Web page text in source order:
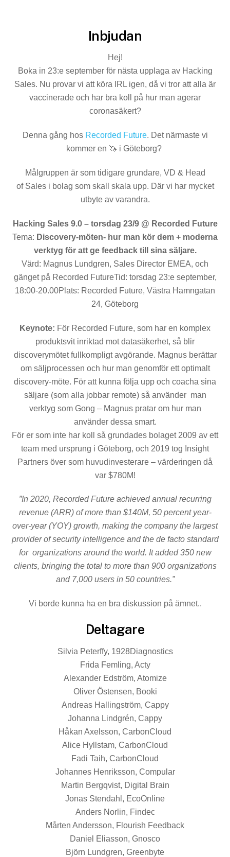
Inbjudan
Hej!
Boka in 23:e september för nästa upplaga av Hacking
Sales. Nu provar vi att köra IRL igen, då vi tror att alla är
vaccinerade och har bra koll på hur man agerar
coronasäkert?
Denna gång hos Recorded Future. Det närmaste vi
kommer en 🦄 i Göteborg?
Målgruppen är som tidigare grundare, VD & Head
of Sales i bolag som skall skala upp. Där vi har mycket
utbyte av varandra.
Hacking Sales 9.0 – torsdag 23/9 @ Recorded Future
Tema: Discovery-möten- hur man kör dem + moderna
verktyg för att ge feedback till sina säljare.
Värd: Magnus Lundgren, Sales Director EMEA, och
gänget på Recorded FutureTid: torsdag 23:e september,
18:00-20.00Plats: Recorded Future, Västra Hamngatan
24, Göteborg
Keynote: För Recorded Future, som har en komplex
produktsvit inriktad mot datasäkerhet, så blir
discoverymötet fullkompligt avgörande. Magnus berättar
om säljprocessen och hur man genomför ett optimalt
discovery-möte. För att kunna följa upp och coacha sina
säljare (som alla jobbar remote) så använder man
verktyg som Gong – Magnus pratar om hur man
använder dessa smart.
För er som inte har koll så grundades bolaget 2009 av ett
team med ursprung i Göteborg, och 2019 tog Insight
Partners över som huvudinvesterare – värderingen då
var $780M!
”In 2020, Recorded Future achieved annual recurring
revenue (ARR) of more than $140M, 50 percent year-
over-year (YOY) growth, making the company the largest
provider of security intelligence and the de facto standard
for organizations around the world. It added 350 new
clients, bringing the total to more than 900 organizations
and 7,000 users in 50 countries.”
Vi borde kunna ha en bra diskussion på ämnet..
Deltagare
Silvia Peterffy, 1928Diagnostics
Frida Femling, Acty
Alexander Edström, Atomize
Oliver Östensen, Booki
Andreas Hallingström, Cappy
Johanna Lindgrén, Cappy
Håkan Axelsson, CarbonCloud
Alice Hyllstam, CarbonCloud
Fadi Taih, CarbonCloud
Johannes Henriksson, Compular
Martin Bergqvist, Digital Brain
Jonas Stendahl, EcoOnline
Anders Norlin, Findec
Mårten Andersson, Flourish Feedback
Daniel Eliasson, Gnosco
Björn Lundgren, Greenbyte